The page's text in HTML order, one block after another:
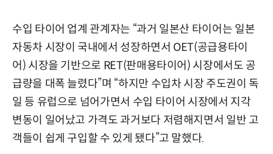
수입 타이어 업계 관계자는 “과거 일본산 타이어는 일본
자동차 시장이 국내에서 성장하면서 OET(공급용타이
어) 시장을 기반으로 RET(판매용타이어) 시장에서도 공
급량을 대폭 늘렸다”며 “하지만 수입차 시장 주도권이 독
일 등 유럽으로 넘어가면서 수입 타이어 시장에서 지각
변동이 일어났고 가격도 과거보다 저렴해지면서 일반 고
객들이 쉽게 구입할 수 있게 됐다”고 말했다.